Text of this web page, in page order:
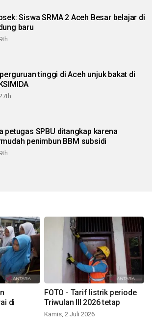
Siswa SRMA 2 Aceh Besar belajar di
baru
tinggi di Aceh unjuk bakat di
petugas SPBU ditangkap karena
penimbun BBM subsidi
di
FOTO - Tarif listrik periode
Triwulan III 2026 tetap
Kamis, 2 Juli 2026